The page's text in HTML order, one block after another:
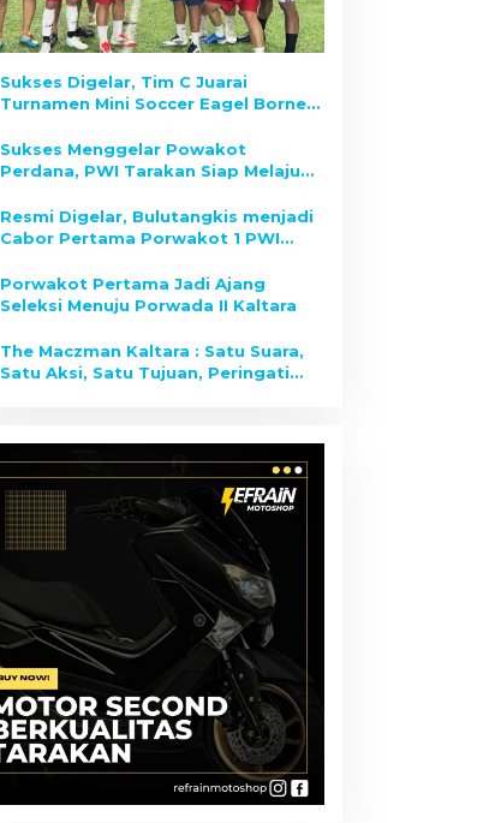
Sukses Digelar, Tim C Juarai
Turnamen Mini Soccer Eagel Borneo
Sukses Menggelar Powakot
Perdana, PWI Tarakan Siap Melaju
Resmi Digelar, Bulutangkis menjadi
Cabor Pertama Porwakot 1 PWI
Porwakot Pertama Jadi Ajang
Seleksi Menuju Porwada II Kaltara
The Maczman Kaltara : Satu Suara,
Satu Aksi, Satu Tujuan, Peringati